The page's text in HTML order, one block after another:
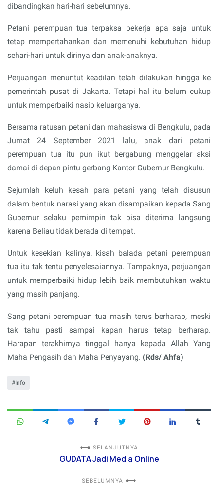
dibandingkan hari-hari sebelumnya.
Petani perempuan tua terpaksa bekerja apa saja untuk
tetap mempertahankan dan memenuhi kebutuhan hidup
sehari-hari untuk dirinya dan anak-anaknya.
Perjuangan menuntut keadilan telah dilakukan hingga ke
pemerintah pusat di Jakarta. Tetapi hal itu belum cukup
untuk memperbaiki nasib keluarganya.
Bersama ratusan petani dan mahasiswa di Bengkulu, pada
Jumat 24 September 2021 lalu, anak dari petani
perempuan tua itu pun ikut bergabung menggelar aksi
damai di depan pintu gerbang Kantor Gubernur Bengkulu.
Sejumlah keluh kesah para petani yang telah disusun
dalam bentuk narasi yang akan disampaikan kepada Sang
Gubernur selaku pemimpin tak bisa diterima langsung
karena Beliau tidak berada di tempat.
Untuk kesekian kalinya, kisah balada petani perempuan
tua itu tak tentu penyelesaiannya. Tampaknya, perjuangan
untuk memperbaiki hidup lebih baik membutuhkan waktu
yang masih panjang.
Sang petani perempuan tua masih terus berharap, meski
tak tahu pasti sampai kapan harus tetap berharap.
Harapan terakhirnya tinggal hanya kepada Allah Yang
Maha Pengasih dan Maha Penyayang. (Rds/ Ahfa)
Info
SELANJUTNYA
GUDATA Jadi Media Online
SEBELUMNYA